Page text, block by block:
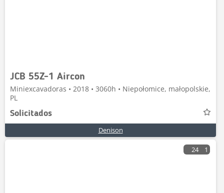
JCB 55Z-1 Aircon
Miniexcavadoras • 2018 • 3060h • Niepołomice, małopolskie,
PL
Solicitados
Denison
24 1